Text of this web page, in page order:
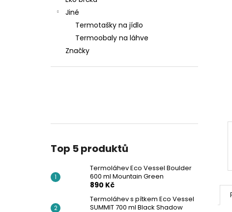
Jiné
Termotašky na jídlo
Termoobaly na láhve
Značky
Top 5 produktů
Termoláhev Eco Vessel Boulder
600 ml Mountain Green
890 Kč
Termoláhev s pítkem Eco Vessel
SUMMIT 700 ml Black Shadow
890 Kč